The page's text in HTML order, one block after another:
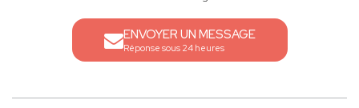
ENVOYER UN MESSAGE
Réponse sous 24 heures